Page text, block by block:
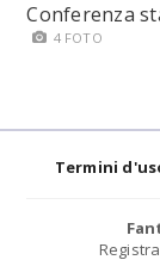
Conferenza
4 FOTO
Termini